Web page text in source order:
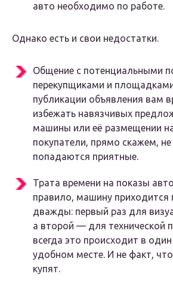
авто необходимо по работе.
Однако есть и свои недостатки.
Общение с потенциальными
перекупщиками и
публикации объявления вам
избежать навязчивых
машины или её размещении
покупатели, прямо скажем, не
попадаются приятные.
Трата времени на показы
правило, машину приходится
дважды: первый раз для
а второй — для технической
всегда это происходит в
удобном месте. И не факт,
купят.